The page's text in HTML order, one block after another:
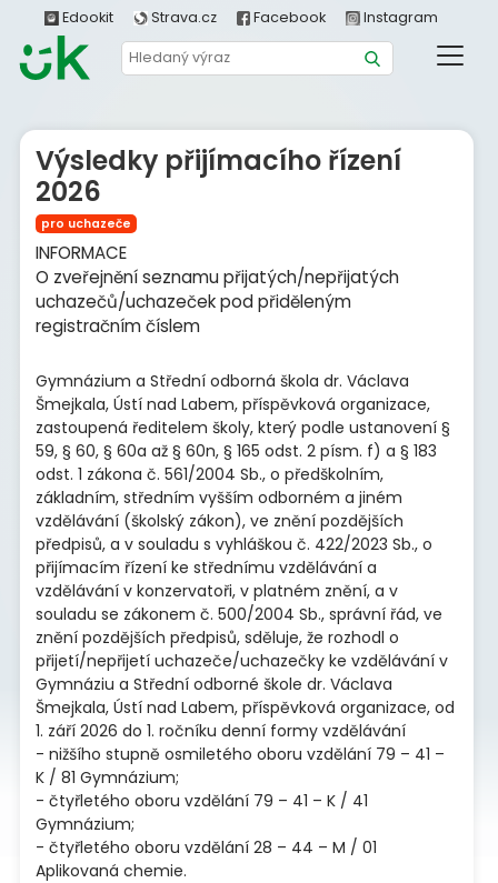
Edookit Strava.cz Facebook Instagram
Výsledky přijímacího řízení
2026
pro uchazeče
INFORMACE
O zveřejnění seznamu přijatých/nepřijatých
uchazečů/uchazeček pod přiděleným
registračním číslem
Gymnázium a Střední odborná škola dr. Václava
Šmejkala, Ústí nad Labem, příspěvková organizace,
zastoupená ředitelem školy, který podle ustanovení §
59, § 60, § 60a až § 60n, § 165 odst. 2 písm. f) a § 183
odst. 1 zákona č. 561/2004 Sb., o předškolním,
základním, středním vyšším odborném a jiném
vzdělávání (školský zákon), ve znění pozdějších
předpisů, a v souladu s vyhláškou č. 422/2023 Sb., o
přijímacím řízení ke střednímu vzdělávání a
vzdělávání v konzervatoři, v platném znění, a v
souladu se zákonem č. 500/2004 Sb., správní řád, ve
znění pozdějších předpisů, sděluje, že rozhodl o
přijetí/nepřijetí uchazeče/uchazečky ke vzdělávání v
Gymnáziu a Střední odborné škole dr. Václava
Šmejkala, Ústí nad Labem, příspěvková organizace, od
1. září 2026 do 1. ročníku denní formy vzdělávání
- nižšího stupně osmiletého oboru vzdělání 79 – 41 –
K / 81 Gymnázium;
- čtyřletého oboru vzdělání 79 – 41 – K / 41
Gymnázium;
- čtyřletého oboru vzdělání 28 – 44 – M / 01
Aplikovaná chemie.